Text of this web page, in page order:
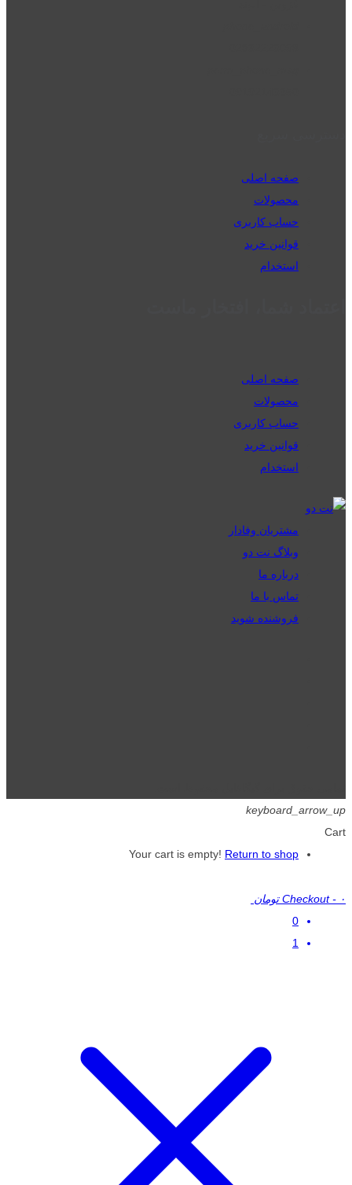
صفحه اصلی
محصولات
حساب کاربری
قوانین خرید
استخدام
صفحه اصلی
محصولات
حساب کاربری
قوانین خرید
استخدام
مشتریان وفادار
وبلاگ نت دو
درباره ما
تماس با ما
فروشنده شوید
keyboard_arrow_up
Cart
Your cart is empty! Return to shop
Checkout - ۰ تومان
0
1